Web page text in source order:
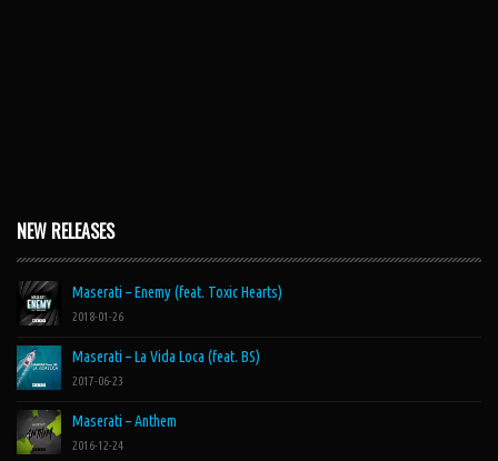
NEW RELEASES
Maserati – Enemy (feat. Toxic Hearts)
2018-01-26
Maserati – La Vida Loca (feat. BS)
2017-06-23
Maserati – Anthem
2016-12-24